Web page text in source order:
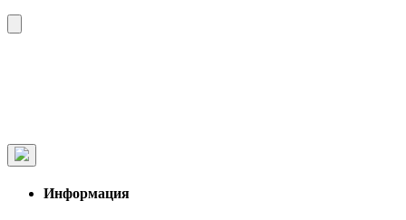
Информация